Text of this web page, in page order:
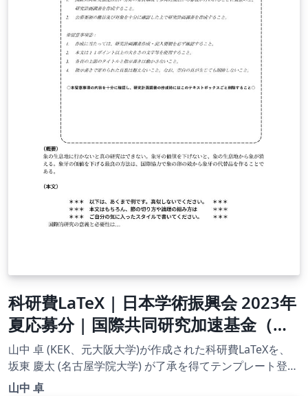
科研費LaTeX | 日本学術振興会 2023年
夏応募分 | 国際共同研究加速基金（国
際共同研究強化）(2023年度用) |
2023.07.18
山中 卓 (KEK、元大阪大学)が作成された科研費LaTeXを、
坂東 慶太 (名古屋学院大学) が了承を得てテンプレート登録
しています。 詳細はこちら↓をご確認ください。
山中 卓